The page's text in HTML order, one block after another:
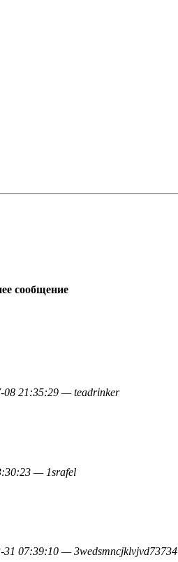
сообщение
08 21:35:29 — teadrinker
— 1srafel
31 07:39:10 — 3wedsmncjklvjvd73734